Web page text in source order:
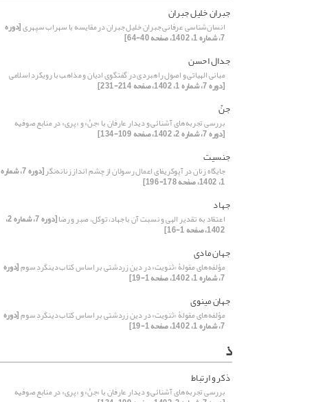
جبران خلیل جبران
انسان‌شناسی عرفانی جبران خلیل جبران در مقایسه با سهراب سپهری[دوره
7، شماره 1، 1402، صفحه 40-64]
جدال احسن
مبانی الهیاتی و اصول راهبردی در گفتگوی ادیان و مذاهب با رویکرد اسلامی
[دوره 7، شماره 1، 1402، صفحه 214-231]
جنّ
بررسی تجربه‌های آشنائی و دیدار عارفان با «جنّ» و «پری» در منابع صوفیه
[دوره 7، شماره 2، 1402، صفحه 109-134]
جنسیت
جایگاه زنان در آپوکریفای اعمال رسولان از چشم انداز زنانه‌نگر [دوره 7، شماره
1، 1402، صفحه 178-196]
جهاد
اعتقاد به تقدیر الهی و نسبت آن با جهاد، توکل، صبر و رضا [دوره 7، شماره 2،
1402، صفحه 1-16]
جهان مادی
مؤلفه‌های مقولۀ «ثنویت» در دین زردشتی بر اساس کتاب دینکَردِ سوم[دوره
7، شماره 1، 1402، صفحه 1-19]
جهان مینوی
مؤلفه‌های مقولۀ «ثنویت» در دین زردشتی بر اساس کتاب دینکَردِ سوم[دوره
7، شماره 1، 1402، صفحه 1-19]
ذ
ذکر و ارتباط
بررسی تجربه‌های آشنائی و دیدار عارفان با «جنّ» و «پری» در منابع صوفیه